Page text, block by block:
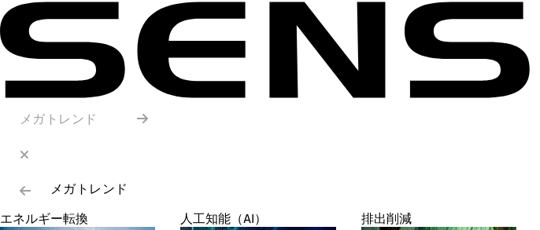
メガトレンド
メガトレンド
エネルギー転換
人工知能（AI） 排出削減